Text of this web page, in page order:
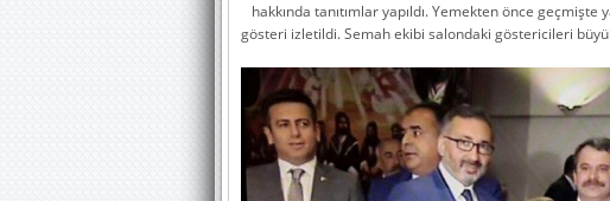
hakkında tanıtımlar yapıldı. Yemekten önce
gösteri izletildi. Semah ekibi salondaki göstericileri